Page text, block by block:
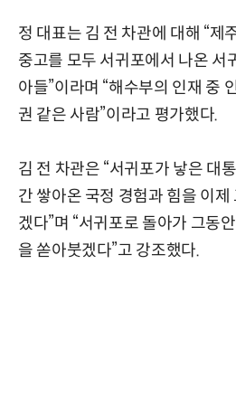
정 대표는 김 전 차관에 대해 “제
중고를 모두 서귀포에서 나온 서
아들”이라며 “해수부의 인재 중
권 같은 사람”이라고 평가했다.
김 전 차관은 “서귀포가 낳은 대
간 쌓아온 국정 경험과 힘을 이
겠다”며 “서귀포로 돌아가 그동
을 쏟아붓겠다”고 강조했다.